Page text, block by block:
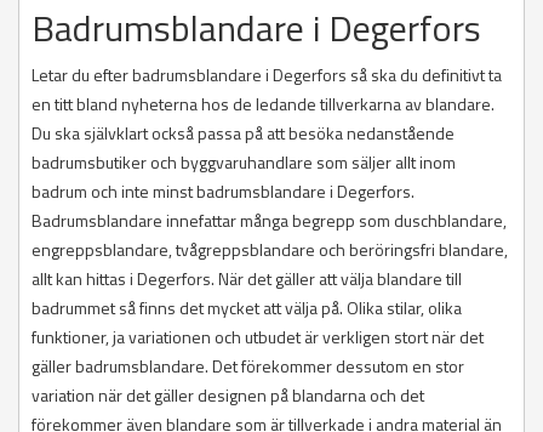
Badrumsblandare i Degerfors
Letar du efter badrumsblandare i Degerfors så ska du definitivt ta
en titt bland nyheterna hos de ledande tillverkarna av blandare.
Du ska självklart också passa på att besöka nedanstående
badrumsbutiker och byggvaruhandlare som säljer allt inom
badrum och inte minst badrumsblandare i Degerfors.
Badrumsblandare innefattar många begrepp som duschblandare,
engreppsblandare, tvågreppsblandare och beröringsfri blandare,
allt kan hittas i Degerfors. När det gäller att välja blandare till
badrummet så finns det mycket att välja på. Olika stilar, olika
funktioner, ja variationen och utbudet är verkligen stort när det
gäller badrumsblandare. Det förekommer dessutom en stor
variation när det gäller designen på blandarna och det
förekommer även blandare som är tillverkade i andra material än